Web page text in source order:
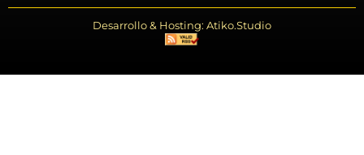
Desarrollo & Hosting: Atiko.Studio